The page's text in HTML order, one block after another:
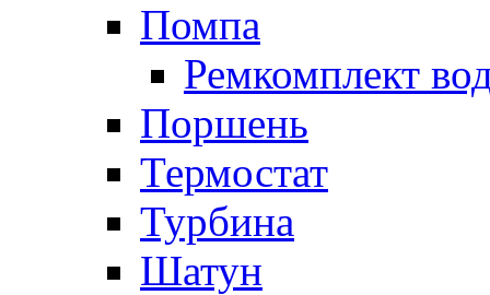
Помпа
Ремкомплект
Поршень
Термостат
Турбина
Шатун